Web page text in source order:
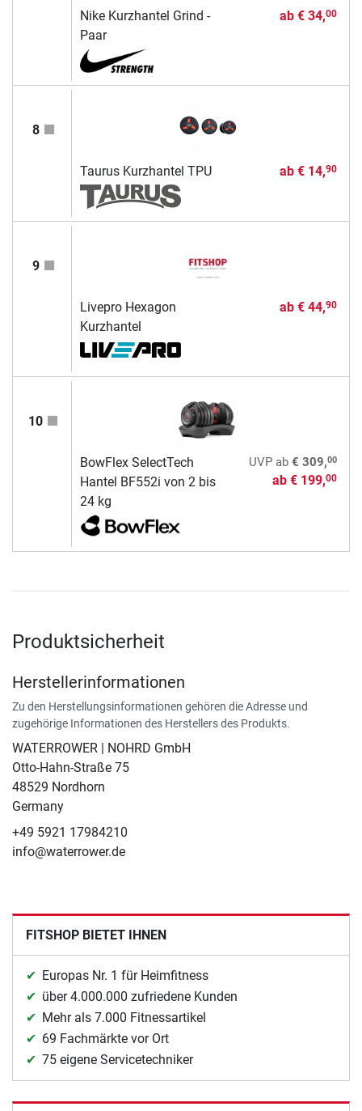
Nike Kurzhantel Grind -
Paar
ab € 34,00
8
Taurus Kurzhantel TPU ab € 14,90
9
Livepro Hexagon
Kurzhantel
ab € 44,90
10
BowFlex SelectTech
Hantel BF552i von 2 bis
24 kg
UVPab € 309,00
ab € 199,00
Produktsicherheit
Herstellerinformationen
Zu den Herstellungsinformationen gehören die Adresse und
zugehörige Informationen des Herstellers des Produkts.
WATERROWER | NOHRD GmbH
Otto-Hahn-Straße 75
48529 Nordhorn
Germany
+49 5921 17984210
info@waterrower.de
FITSHOP BIETET IHNEN
Europas Nr. 1 für Heimfitness
über 4.000.000 zufriedene Kunden
Mehr als 7.000 Fitnessartikel
69 Fachmärkte vor Ort
75 eigene Servicetechniker